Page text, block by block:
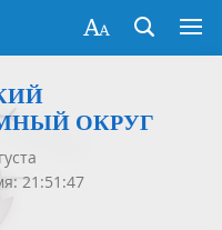
ОКРУГ
21:51:47